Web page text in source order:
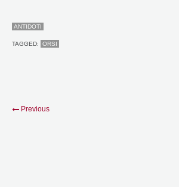
ANTIDOTI
TAGGED: ORSI
Previous